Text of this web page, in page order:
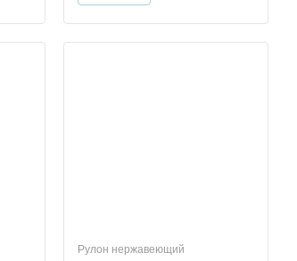
Рулон нержавеющий